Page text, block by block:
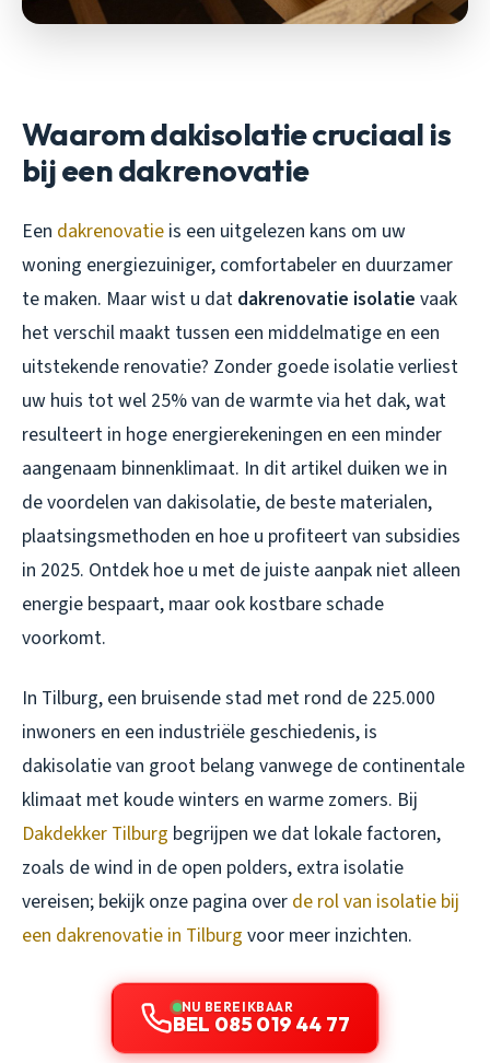
Waarom dakisolatie cruciaal is
bij een dakrenovatie
Een dakrenovatie is een uitgelezen kans om uw
woning energiezuiniger, comfortabeler en duurzamer
te maken. Maar wist u dat dakrenovatie isolatie vaak
het verschil maakt tussen een middelmatige en een
uitstekende renovatie? Zonder goede isolatie verliest
uw huis tot wel 25% van de warmte via het dak, wat
resulteert in hoge energierekeningen en een minder
aangenaam binnenklimaat. In dit artikel duiken we in
de voordelen van dakisolatie, de beste materialen,
plaatsingsmethoden en hoe u profiteert van subsidies
in 2025. Ontdek hoe u met de juiste aanpak niet alleen
energie bespaart, maar ook kostbare schade
voorkomt.
In Tilburg, een bruisende stad met rond de 225.000
inwoners en een industriële geschiedenis, is
dakisolatie van groot belang vanwege de continentale
klimaat met koude winters en warme zomers. Bij
Dakdekker Tilburg begrijpen we dat lokale factoren,
zoals de wind in de open polders, extra isolatie
vereisen; bekijk onze pagina over de rol van isolatie bij
een dakrenovatie in Tilburg voor meer inzichten.
NU BEREIKBAAR
BEL 085 019 44 77